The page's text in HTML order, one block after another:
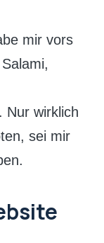
mir vors
Nur wirklich
sei mir